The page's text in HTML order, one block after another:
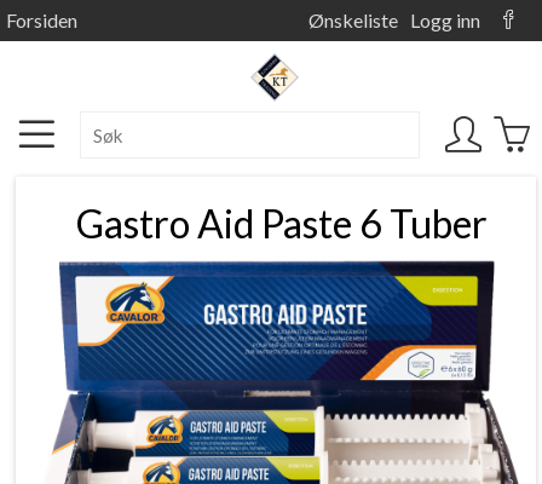
Forsiden Ønskeliste Logg inn
Gastro Aid Paste 6 Tuber